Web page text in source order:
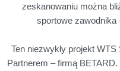
zeskanowaniu można
sportowe zawodnika
Ten niezwykły projekt
Partnerem – firmą